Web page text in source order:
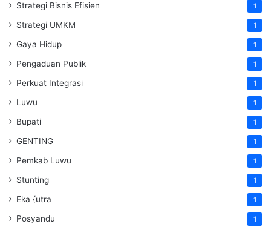
Strategi Bisnis Efisien 1
Strategi UMKM 1
Gaya Hidup 1
Pengaduan Publik 1
Perkuat Integrasi 1
Luwu 1
Bupati 1
GENTING 1
Pemkab Luwu 1
Stunting 1
Eka {utra 1
Posyandu 1